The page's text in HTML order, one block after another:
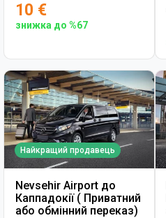
10 €
знижка до %67
Найкращий продавець
Nevsehir Airport до
Каппадокії ( Приватний
або обмінний переказ)